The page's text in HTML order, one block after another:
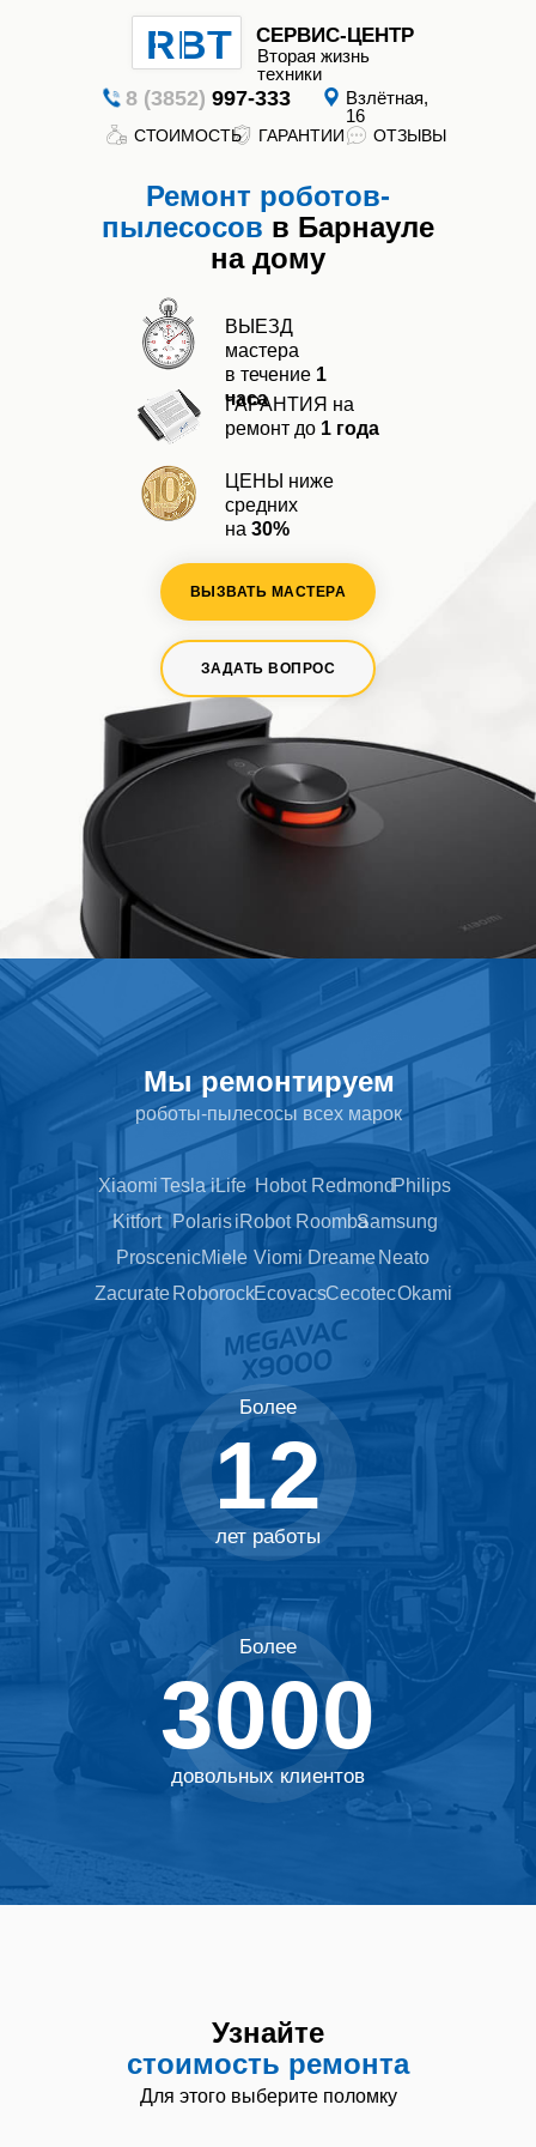
ВЫЕЗД
мастера
в течение 1
часа
ГАРАНТИЯ на
ремонт до 1 года
ЦЕНЫ ниже
средних
на 30%
ВЫЗВАТЬ МАСТЕРА
ЗАДАТЬ ВОПРОС
Ремонт роботов-
пылесосов в Барнауле
на дому
СЕРВИС-ЦЕНТР
Вторая жизнь
техники
ГАРАНТИИ ОТЗЫВЫ
8 (3852) 997-333
Взлётная,
16
RBT
СТОИМОСТЬ
Более
12
лет работы
Более
3000
довольных клиентов
Мы ремонтируем
роботы-пылесосы всех марок
Xiaomi
Neato
Ecovacs
Proscenic Viomi
Miele
Philips
Samsung
CecotecOkami
Zacurate
Tesla iLife Hobot Redmond
Kitfort
PolarisiRobot Roomba
Dreame
Roborock
Узнайтестоимость
ремонта
Узнайте
стоимость ремонта
Для этого выберите поломку
ГАРАНТИИ СТОИМОСТЬ
жизнь
техники